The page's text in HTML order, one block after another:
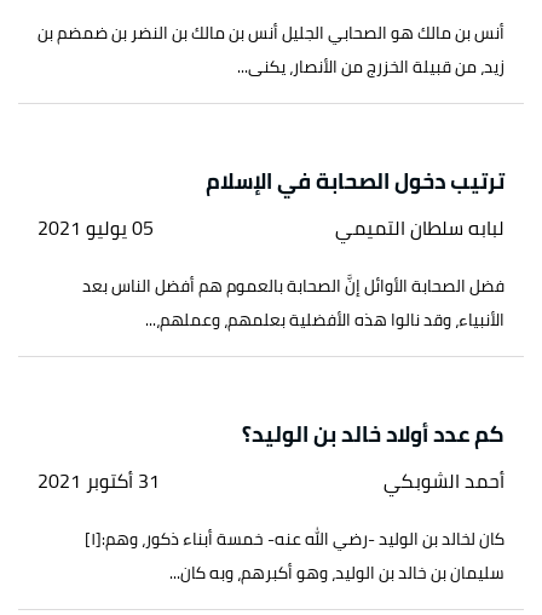
أنس بن مالك هو الصحابي الجليل أنس بن مالك بن النضر بن ضمضم بن
زيد، من قبيلة الخزرج من الأنصار، يكنى...
ترتيب دخول الصحابة في الإسلام
لبابه سلطان التميمي 05 يوليو 2021
فضل الصحابة الأوائل إنَّ الصحابة بالعموم هم أفضل الناس بعد
الأنبياء، وقد نالوا هذه الأفضلية بعلمهم، وعملهم،...
كم عدد أولاد خالد بن الوليد؟
أحمد الشوبكي 31 أكتوبر 2021
كان لخالد بن الوليد -رضي الله عنه- خمسة أبناء ذكور، وهم:[١]
سليمان بن خالد بن الوليد، وهو أكبرهم، وبه كان...